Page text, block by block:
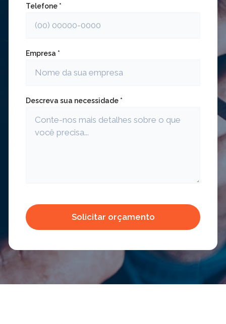
Telefone *
Empresa *
Descreva sua necessidade *